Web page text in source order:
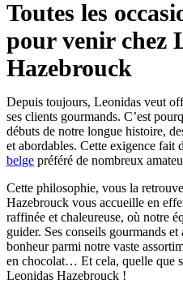
Toutes les
pour venir chez
Hazebrouck
Depuis toujours, Leonidas veut
ses clients gourmands. C’est
débuts de notre longue histoire,
et abordables. Cette exigence fait
belge préféré de nombreux
Cette philosophie, vous la
Hazebrouck vous accueille en
raffinée et chaleureuse, où notre
guider. Ses conseils gourmands
bonheur parmi notre vaste
en chocolat… Et cela, quelle que
Leonidas Hazebrouck !